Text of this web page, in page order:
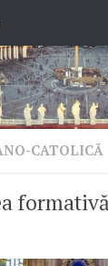
CATOLICĂ